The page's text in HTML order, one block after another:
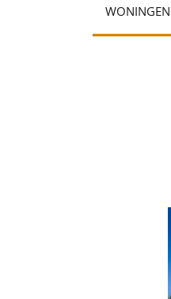
WONINGEN